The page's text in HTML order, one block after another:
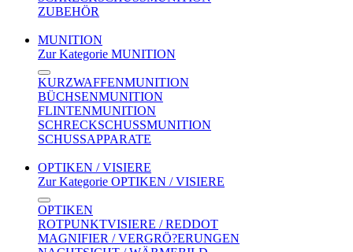
ZUBEHÖR
MUNITION
Zur Kategorie MUNITION
KURZWAFFENMUNITION
BÜCHSENMUNITION
FLINTENMUNITION
SCHRECKSCHUSSMUNITION
SCHUSSAPPARATE
OPTIKEN / VISIERE
Zur Kategorie OPTIKEN / VISIERE
OPTIKEN
ROTPUNKTVISIERE / REDDOT
MAGNIFIER / VERGRÖ?ERUNGEN